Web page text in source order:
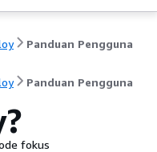
Panduan Pengguna
Panduan Pengguna
fokus